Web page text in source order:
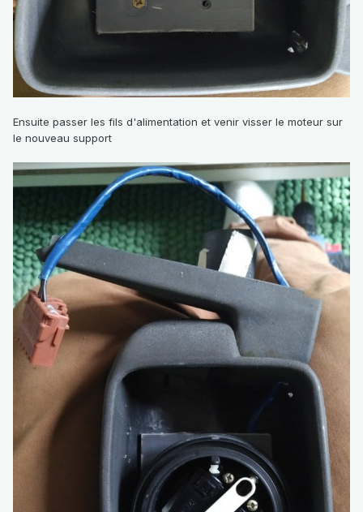
Ensuite passer les fils d'alimentation et venir visser le moteur sur
le nouveau support